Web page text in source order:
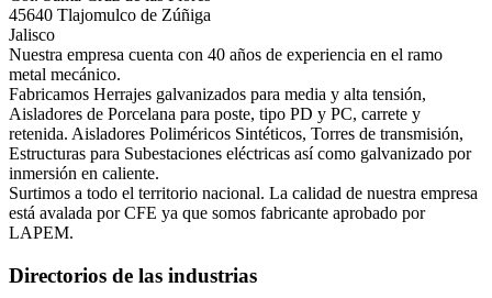
45640 Tlajomulco de Zúñiga
Jalisco
Nuestra empresa cuenta con 40 años de experiencia en el ramo
metal mecánico.
Fabricamos Herrajes galvanizados para media y alta tensión,
Aisladores de Porcelana para poste, tipo PD y PC, carrete y
retenida. Aisladores Poliméricos Sintéticos, Torres de transmisión,
Estructuras para Subestaciones eléctricas así como galvanizado por
inmersión en caliente.
Surtimos a todo el territorio nacional. La calidad de nuestra empresa
está avalada por CFE ya que somos fabricante aprobado por
LAPEM.
Directorios de las industrias